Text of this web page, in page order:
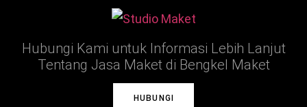
Hubungi Kami untuk Informasi Lebih Lanjut
Tentang Jasa Maket di Bengkel Maket
HUBUNGI